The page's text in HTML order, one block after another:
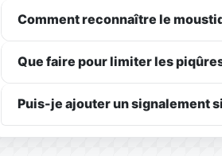
Comment reconnaître le
Que faire pour limiter les
Puis-je ajouter un signalement si